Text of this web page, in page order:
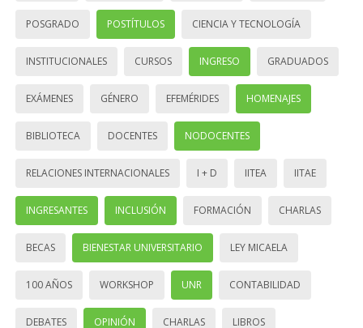
POSGRADO POSTÍTULOS CIENCIA Y TECNOLOGÍA
INSTITUCIONALES CURSOS INGRESO GRADUADOS
EXÁMENES GÉNERO EFEMÉRIDES HOMENAJES
BIBLIOTECA DOCENTES NODOCENTES
RELACIONES INTERNACIONALES I + D IITEA IITAE
INGRESANTES INCLUSIÓN FORMACIÓN CHARLAS
BECAS BIENESTAR UNIVERSITARIO LEY MICAELA
100 AÑOS WORKSHOP UNR CONTABILIDAD
DEBATES OPINIÓN CHARLAS LIBROS